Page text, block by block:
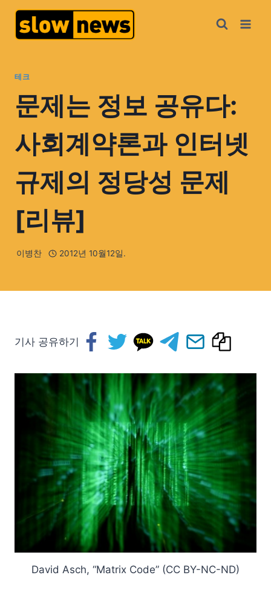
테크
문제는 정보 공유다:
사회계약론과 인터넷
규제의 정당성 문제
[리뷰]
이병찬 2012년 10월12일.
기사 공유하기
David Asch, “Matrix Code” (CC BY-NC-ND)